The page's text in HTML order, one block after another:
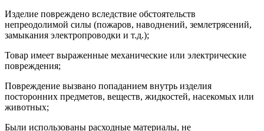
Изделие повреждено вследствие обстоятельств
непреодолимой силы (пожаров, наводнений, землетрясений,
замыкания электропроводки и т.д.);
Товар имеет выраженные механические или электрические
повреждения;
Повреждение вызвано попаданием внутрь изделия
посторонних предметов, веществ, жидкостей, насекомых или
животных;
Были использованы расходные материалы, не